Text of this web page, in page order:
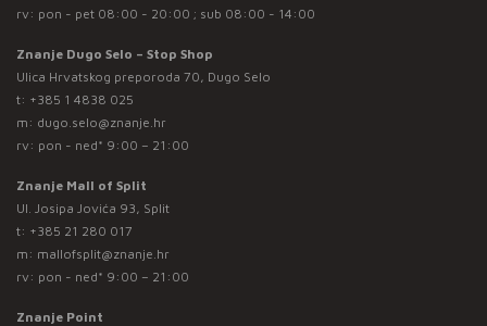
rv: pon - pet 08:00 - 20:00 ; sub 08:00 - 14:00
Znanje Dugo Selo – Stop Shop
Ulica Hrvatskog preporoda 70, Dugo Selo
t: +385 1 4838 025
m: dugo.selo@znanje.hr
rv: pon - ned* 9:00 – 21:00
Znanje Mall of Split
Ul. Josipa Jovića 93, Split
t: +385 21 280 017
m: mallofsplit@znanje.hr
rv: pon - ned* 9:00 – 21:00
Znanje Point